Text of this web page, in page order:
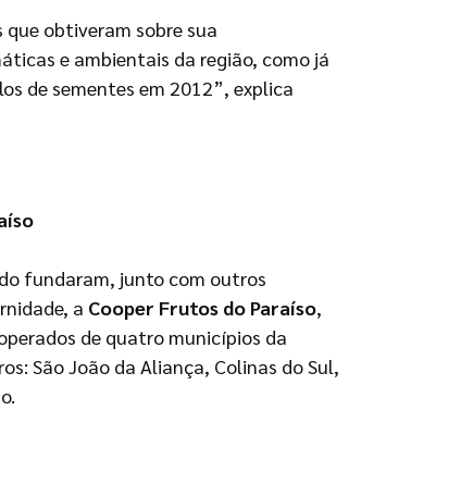
obtiveram sobre sua
e ambientais da região, como já
de sementes em 2012”, explica
fundaram, junto com outros
a Cooper Frutos do Paraíso,
de quatro municípios da
São João da Aliança, Colinas do Sul,